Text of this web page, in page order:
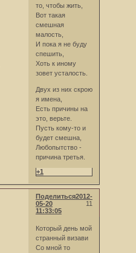
то, чтобы жить,
Вот такая
смешная
малость,
И пока я не буду
спешить,
Хоть к иному
зовет усталость.
Двух из них скрою
я имена,
Есть причины на
это, верьте.
Пусть кому-то и
будет смешна,
Любопытство -
причина третья.
+1
Поделиться
11
2012-
05-20
11:33:05
Который день мой
странный визави
Со мной то